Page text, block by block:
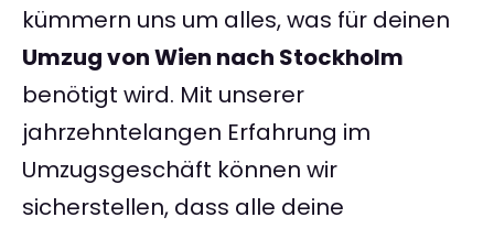
kümmern uns um alles, was für deinen
Umzug von Wien nach Stockholm
benötigt wird. Mit unserer
jahrzehntelangen Erfahrung im
Umzugsgeschäft können wir
sicherstellen, dass alle deine